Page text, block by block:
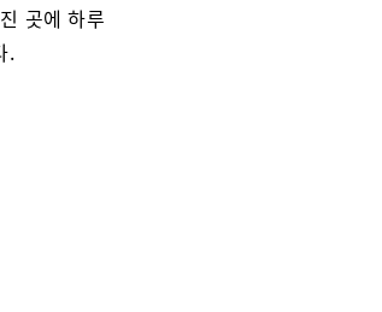
곳에 하루
.